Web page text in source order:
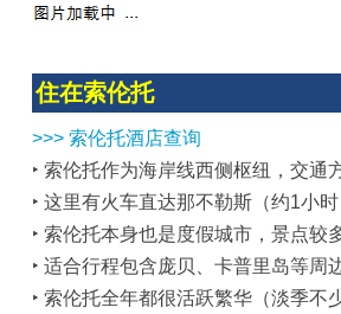
住在索伦托
>>> 索伦托酒店查询
‣ 索伦托作为海岸线西侧枢纽，交通
‣ 这里有火车直达那不勒斯（约1小
‣ 索伦托本身也是度假城市，景点
‣ 适合行程包含庞贝、卡普里岛等周
‣ 索伦托全年都很活跃繁华（淡季